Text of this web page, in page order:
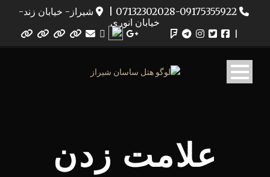
07132302028-09175355922
شیراز- خیابان زند-
خیابان انوری
علامت زدن